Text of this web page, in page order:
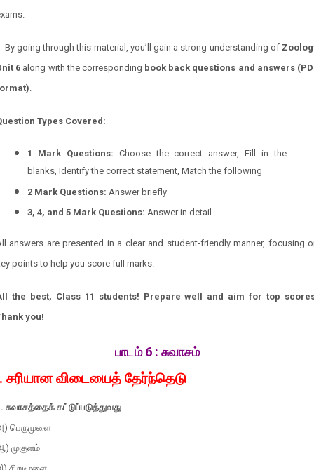
By going through this material, you’ll gain a strong understanding of
6 along with the corresponding book back questions and answers
.
Types Covered:
1 Mark Questions: Choose the correct answer, Fill in the
blanks, Identify the correct statement, Match the following
2 Mark Questions: Answer briefly
3, 4, and 5 Mark Questions: Answer in detail
answers are presented in a clear and student-friendly manner, focusing
points to help you score full marks.
the best, Class 11 students! Prepare well and aim for top
you!
பாடம் 6 : சுவாசம்
சரியான விடையைத் தேர்ந்தெடு
சுவாசத்தைக் கட்டுப்படுத்துவது
பெருமுளை
முகுளம்